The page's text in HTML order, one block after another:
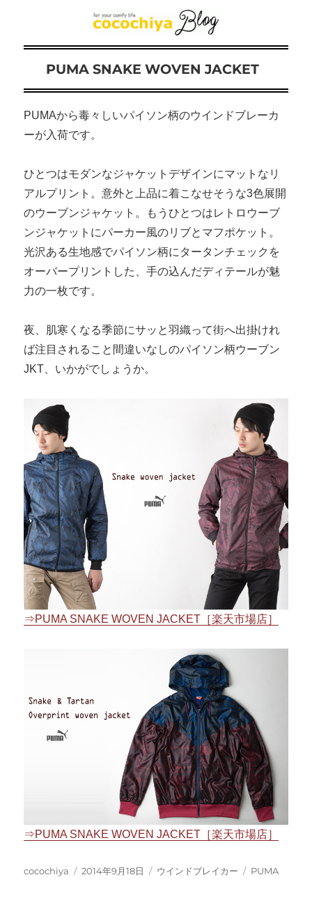
PUMA SNAKE WOVEN JACKET
PUMAから毒々しいパイソン柄のウインドブレーカ
ーが入荷です。
ひとつはモダンなジャケットデザインにマットなリ
アルプリント。意外と上品に着こなせそうな3色展開
のウーブンジャケット。もうひとつはレトロウーブ
ンジャケットにパーカー風のリブとマフポケット。
光沢ある生地感でパイソン柄にタータンチェックを
オーバープリントした、手の込んだディテールが魅
力の一枚です。
夜、肌寒くなる季節にサッと羽織って街へ出掛けれ
ば注目されること間違いなしのパイソン柄ウーブン
JKT、いかがでしょうか。
⇒PUMA SNAKE WOVEN JACKET［楽天市場店］
⇒PUMA SNAKE WOVEN JACKET［楽天市場店］
投
cocochiya
投
2014年9月18日
カ
ウインドブレイカー
タ
PUMA